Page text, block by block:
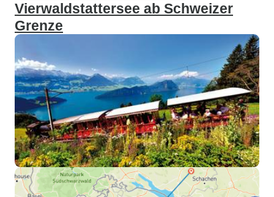
Vierwaldstattersee ab Schweizer
Grenze